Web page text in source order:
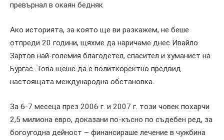
превърнал в окаян бедняк
Ако историята, за която ще ви разкажем, не беше
отпреди 20 години, щяхме да наричаме днес Ивайло
Зартов най-големия благодетел, спасител и хуманист на
Бургас. Това щеше да е политкоректно предвид
настоящата международна обстановка.
За 6-7 месеца през 2006 г. и 2007 г. този човек похарчи
2,5 милиона евро, доказани по-късно по съдебен ред, за
богоугодна дейност – финансираше лечение в чужбина